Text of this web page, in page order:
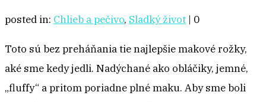
posted in: Chlieb a pečivo, Sladký život | 0
Toto sú bez preháňania tie najlepšie makové rožky,
aké sme kedy jedli. Nadýchané ako obláčiky, jemné,
„fluffy“ a pritom poriadne plné maku. Aby sme boli